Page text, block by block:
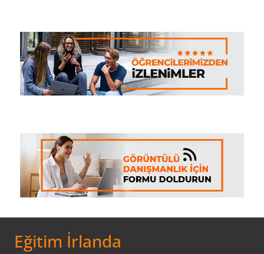
Eğitim İrlanda